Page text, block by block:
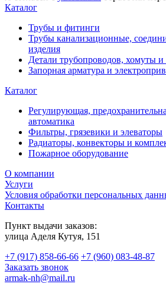
Каталог
Трубы и фитинги
Трубы канализационные,
изделия
Детали трубопроводов, хомуты
Запорная арматура и
Каталог
Регулирующая,
автоматика
Фильтры, грязевики и элеваторы
Радиаторы, конвекторы и
Пожарное оборудование
О компании
Услуги
Условия обработки персональных
Контакты
Пункт выдачи заказов:
​улица Аделя Кутуя, 151
+7 (917) 858-66-66 +7 (960) 083-48-87
Заказать звонок
armak-nh@mail.ru